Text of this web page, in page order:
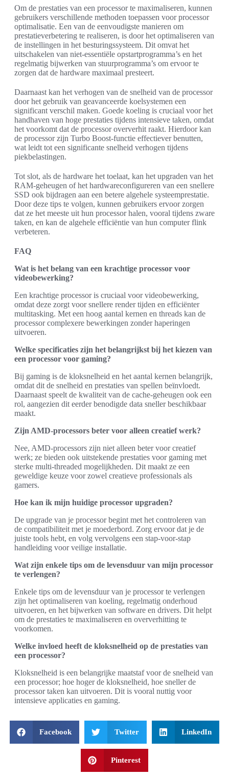
Om de prestaties van een processor te maximaliseren, kunnen
gebruikers verschillende methoden toepassen voor processor
optimalisatie. Een van de eenvoudigste manieren om
prestatieverbetering te realiseren, is door het optimaliseren van
de instellingen in het besturingssysteem. Dit omvat het
uitschakelen van niet-essentiële opstartprogramma’s en het
regelmatig bijwerken van stuurprogramma’s om ervoor te
zorgen dat de hardware maximaal presteert.
Daarnaast kan het verhogen van de snelheid van de processor
door het gebruik van geavanceerde koelsystemen een
significant verschil maken. Goede koeling is cruciaal voor het
handhaven van hoge prestaties tijdens intensieve taken, omdat
het voorkomt dat de processor oververhit raakt. Hierdoor kan
de processor zijn Turbo Boost-functie effectiever benutten,
wat leidt tot een significante snelheid verhogen tijdens
piekbelastingen.
Tot slot, als de hardware het toelaat, kan het upgraden van het
RAM-geheugen of het hardwareconfigureren van een snellere
SSD ook bijdragen aan een betere algehele systeemprestatie.
Door deze tips te volgen, kunnen gebruikers ervoor zorgen
dat ze het meeste uit hun processor halen, vooral tijdens zware
taken, en kan de algehele efficiëntie van hun computer flink
verbeteren.
FAQ
Wat is het belang van een krachtige processor voor
videobewerking?
Een krachtige processor is cruciaal voor videobewerking,
omdat deze zorgt voor snellere render tijden en efficiënter
multitasking. Met een hoog aantal kernen en threads kan de
processor complexere bewerkingen zonder haperingen
uitvoeren.
Welke specificaties zijn het belangrijkst bij het kiezen van
een processor voor gaming?
Bij gaming is de kloksnelheid en het aantal kernen belangrijk,
omdat dit de snelheid en prestaties van spellen beïnvloedt.
Daarnaast speelt de kwaliteit van de cache-geheugen ook een
rol, aangezien dit eerder benodigde data sneller beschikbaar
maakt.
Zijn AMD-processors beter voor alleen creatief werk?
Nee, AMD-processors zijn niet alleen beter voor creatief
werk; ze bieden ook uitstekende prestaties voor gaming met
sterke multi-threaded mogelijkheden. Dit maakt ze een
geweldige keuze voor zowel creatieve professionals als
gamers.
Hoe kan ik mijn huidige processor upgraden?
De upgrade van je processor begint met het controleren van
de compatibiliteit met je moederbord. Zorg ervoor dat je de
juiste tools hebt, en volg vervolgens een stap-voor-stap
handleiding voor veilige installatie.
Wat zijn enkele tips om de levensduur van mijn processor
te verlengen?
Enkele tips om de levensduur van je processor te verlengen
zijn het optimaliseren van koeling, regelmatig onderhoud
uitvoeren, en het bijwerken van software en drivers. Dit helpt
om de prestaties te maximaliseren en oververhitting te
voorkomen.
Welke invloed heeft de kloksnelheid op de prestaties van
een processor?
Kloksnelheid is een belangrijke maatstaf voor de snelheid van
een processor; hoe hoger de kloksnelheid, hoe sneller de
processor taken kan uitvoeren. Dit is vooral nuttig voor
intensieve applicaties en gaming.
Facebook Twitter LinkedIn
Pinterest